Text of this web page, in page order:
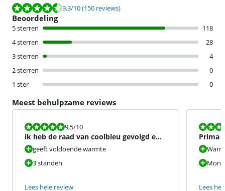
Beoordeling is 9,3 van de 10, gebaseerd op 150 reviews.
9,3/10(150 reviews)
Beoordeling
5 sterren
118
4 sterren
28
3 sterren
4
2 sterren
0
1 ster
0
Meest behulpzame reviews
Beoordeling is 9,5 van de 10.
9,5/10
ik heb de raad van coolbleu gevolgd en
heb er gelijk twee
geeft voldoende warmte
3 standen
Lees hele review
Prima
Lees